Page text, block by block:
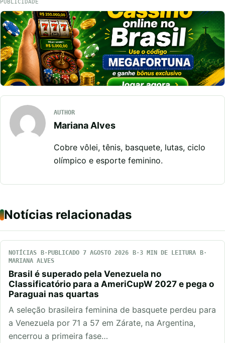
PUBLICIDADE
AUTHOR
Mariana Alves
Cobre vôlei, tênis, basquete, lutas, ciclo
olímpico e esporte feminino.
Notícias relacionadas
NOTÍCIAS PUBLICADO 7 AGOSTO 2026
3 MIN DE LEITURA
MARIANA ALVES
Brasil é superado pela Venezuela no
Classificatório para a AmeriCupW 2027 e pega o
Paraguai nas quartas
A seleção brasileira feminina de basquete perdeu para
a Venezuela por 71 a 57 em Zárate, na Argentina,
encerrou a primeira fase…